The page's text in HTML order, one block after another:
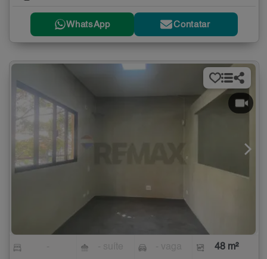
WhatsApp Contatar
48 m²